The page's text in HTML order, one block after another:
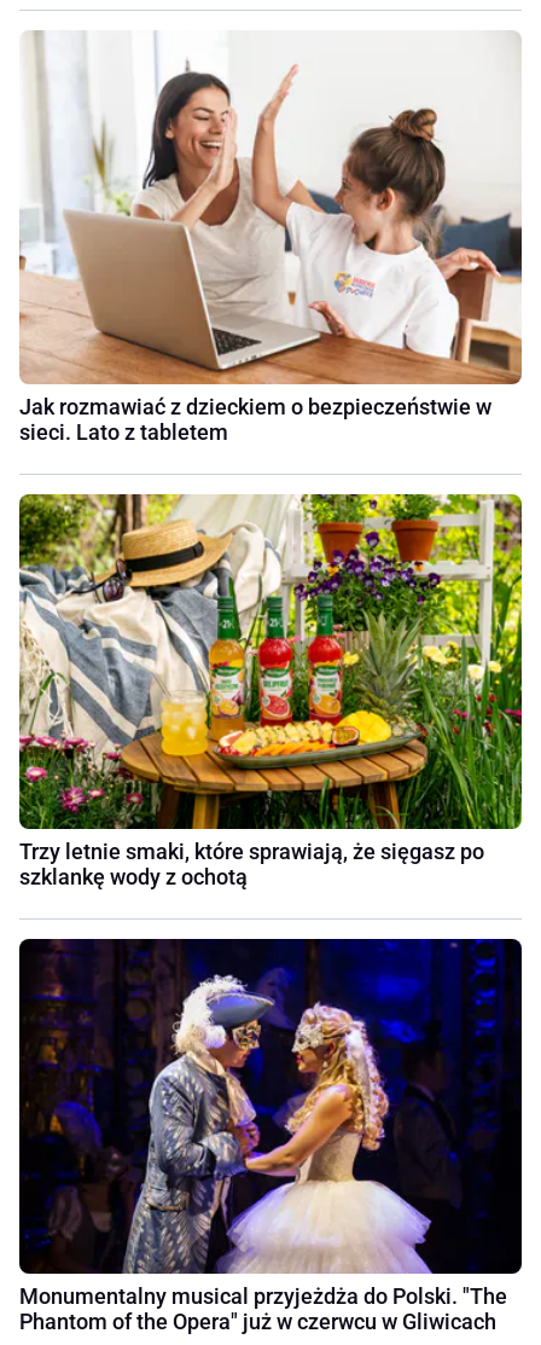
Jak rozmawiać z dzieckiem o bezpieczeństwie w
sieci. Lato z tabletem
Trzy letnie smaki, które sprawiają, że sięgasz po
szklankę wody z ochotą
Monumentalny musical przyjeżdża do Polski. "The
Phantom of the Opera" już w czerwcu w Gliwicach